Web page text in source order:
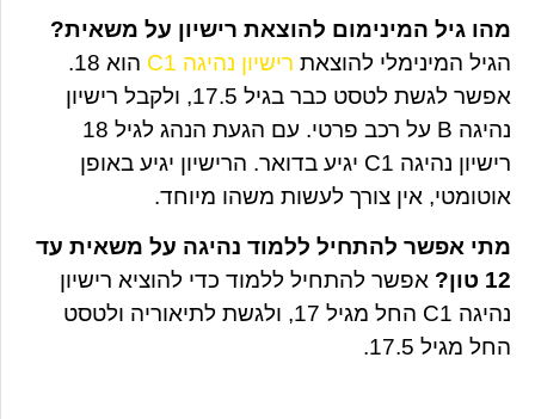
מהו גיל המינימום להוצאת רישיון על משאית?
הגיל המינימלי להוצאת רישיון נהיגה C1
הוא 18.
אפשר לגשת לטסט כבר בגיל 17.5, ולקבל רישיון
נהיגה B על רכב פרטי. עם הגעת הנהג לגיל 18
רישיון נהיגה C1 יגיע בדואר. הרישיון יגיע באופן
אוטומטי, אין צורך לעשות משהו מיוחד.
מתי אפשר להתחיל ללמוד נהיגה על משאית עד
12 טון?
אפשר להתחיל ללמוד כדי להוציא רישיון
נהיגה C1 החל מגיל 17, ולגשת לתיאוריה ולטסט
החל מגיל 17.5.